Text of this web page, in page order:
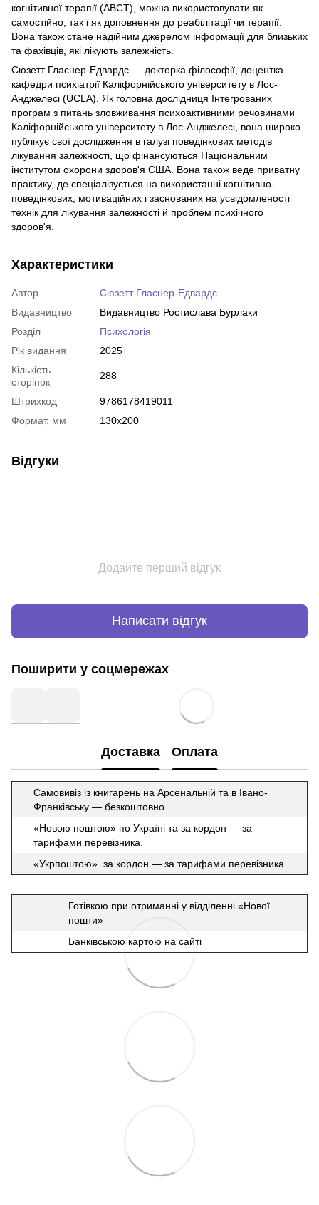
когнітивної терапії (ABCT), можна використовувати як
самостійно, так і як доповнення до реабілітації чи терапії.
Вона також стане надійним джерелом інформації для близьких
та фахівців, які лікують залежність.
Сюзетт Гласнер-Едвардс — докторка філософії, доцентка
кафедри психіатрії Каліфорнійського університету в Лос-
Анджелесі (UCLA). Як головна дослідниця Інтегрованих
програм з питань зловживання психоактивними речовинами
Каліфорнійського університету в Лос-Анджелесі, вона широко
публікує свої дослідження в галузі поведінкових методів
лікування залежності, що фінансуються Національним
інститутом охорони здоров'я США. Вона також веде приватну
практику, де спеціалізується на використанні когнітивно-
поведінкових, мотиваційних і заснованих на усвідомленості
технік для лікування залежності й проблем психічного
здоров'я.
Характеристики
Автор
Сюзетт Гласнер-Едвардс
Видавництво
Видавництво Ростислава Бурлаки
Розділ
Психологія
Рік видання
2025
Кількість
сторінок
288
Штрихкод
9786178419011
Формат, мм
130х200
Відгуки
Додайте перший відгук
Написати відгук
Поширити у соцмережах
Доставка Оплата
Самовивіз із книгарень на Арсенальній та в Івано-
Франківську — безкоштовно.
«Новою поштою» по Україні та за кордон — за
тарифами перевізника.
«Укрпоштою» за кордон — за тарифами перевізника.
Готівкою при отриманні у відділенні «Нової
пошти»
Банківською картою на сайті